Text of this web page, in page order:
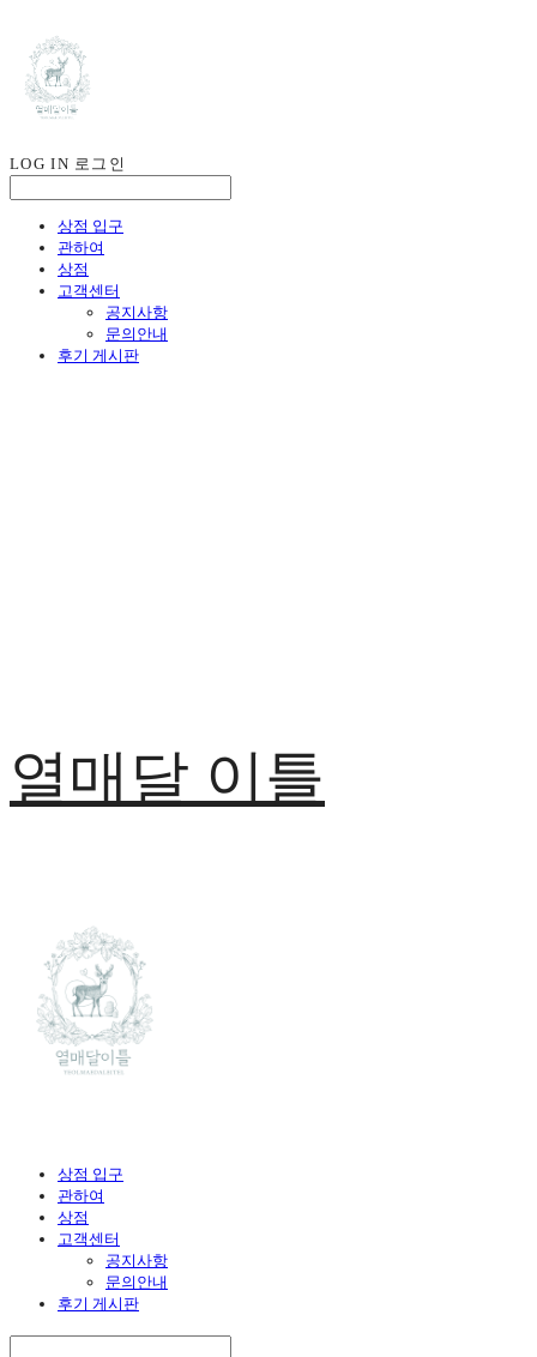
LOG IN 로그인
상점 입구
관하여
상점
고객센터
공지사항
문의안내
후기 게시판
열매달 이틀
상점 입구
관하여
상점
고객센터
공지사항
문의안내
후기 게시판